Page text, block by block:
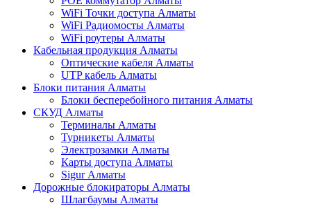
WiFi Точки доступа Алматы
WiFi Радиомосты Алматы
WiFi роутеры Алматы
Кабельная продукция Алматы
Оптические кабеля Алматы
UTP кабель Алматы
Блоки питания Алматы
Блоки бесперебойного питания Алматы
СКУД Алматы
Терминалы Алматы
Турникеты Алматы
Электрозамки Алматы
Карты доступа Алматы
Sigur Алматы
Дорожные блокираторы Алматы
Шлагбаумы Алматы